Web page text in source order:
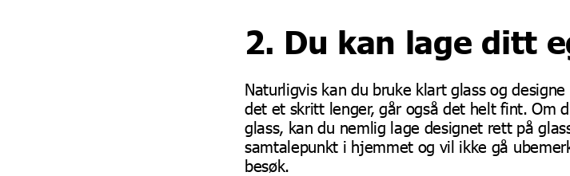
2. Du kan lage ditt
Naturligvis kan du bruke klart glass og
det et skritt lenger, går også det helt fint. Om
glass, kan du nemlig lage designet rett på
samtalepunkt i hjemmet og vil ikke gå
besøk.